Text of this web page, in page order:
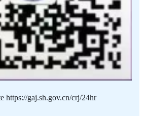
https://gaj.sh.gov.cn/crj/24hr